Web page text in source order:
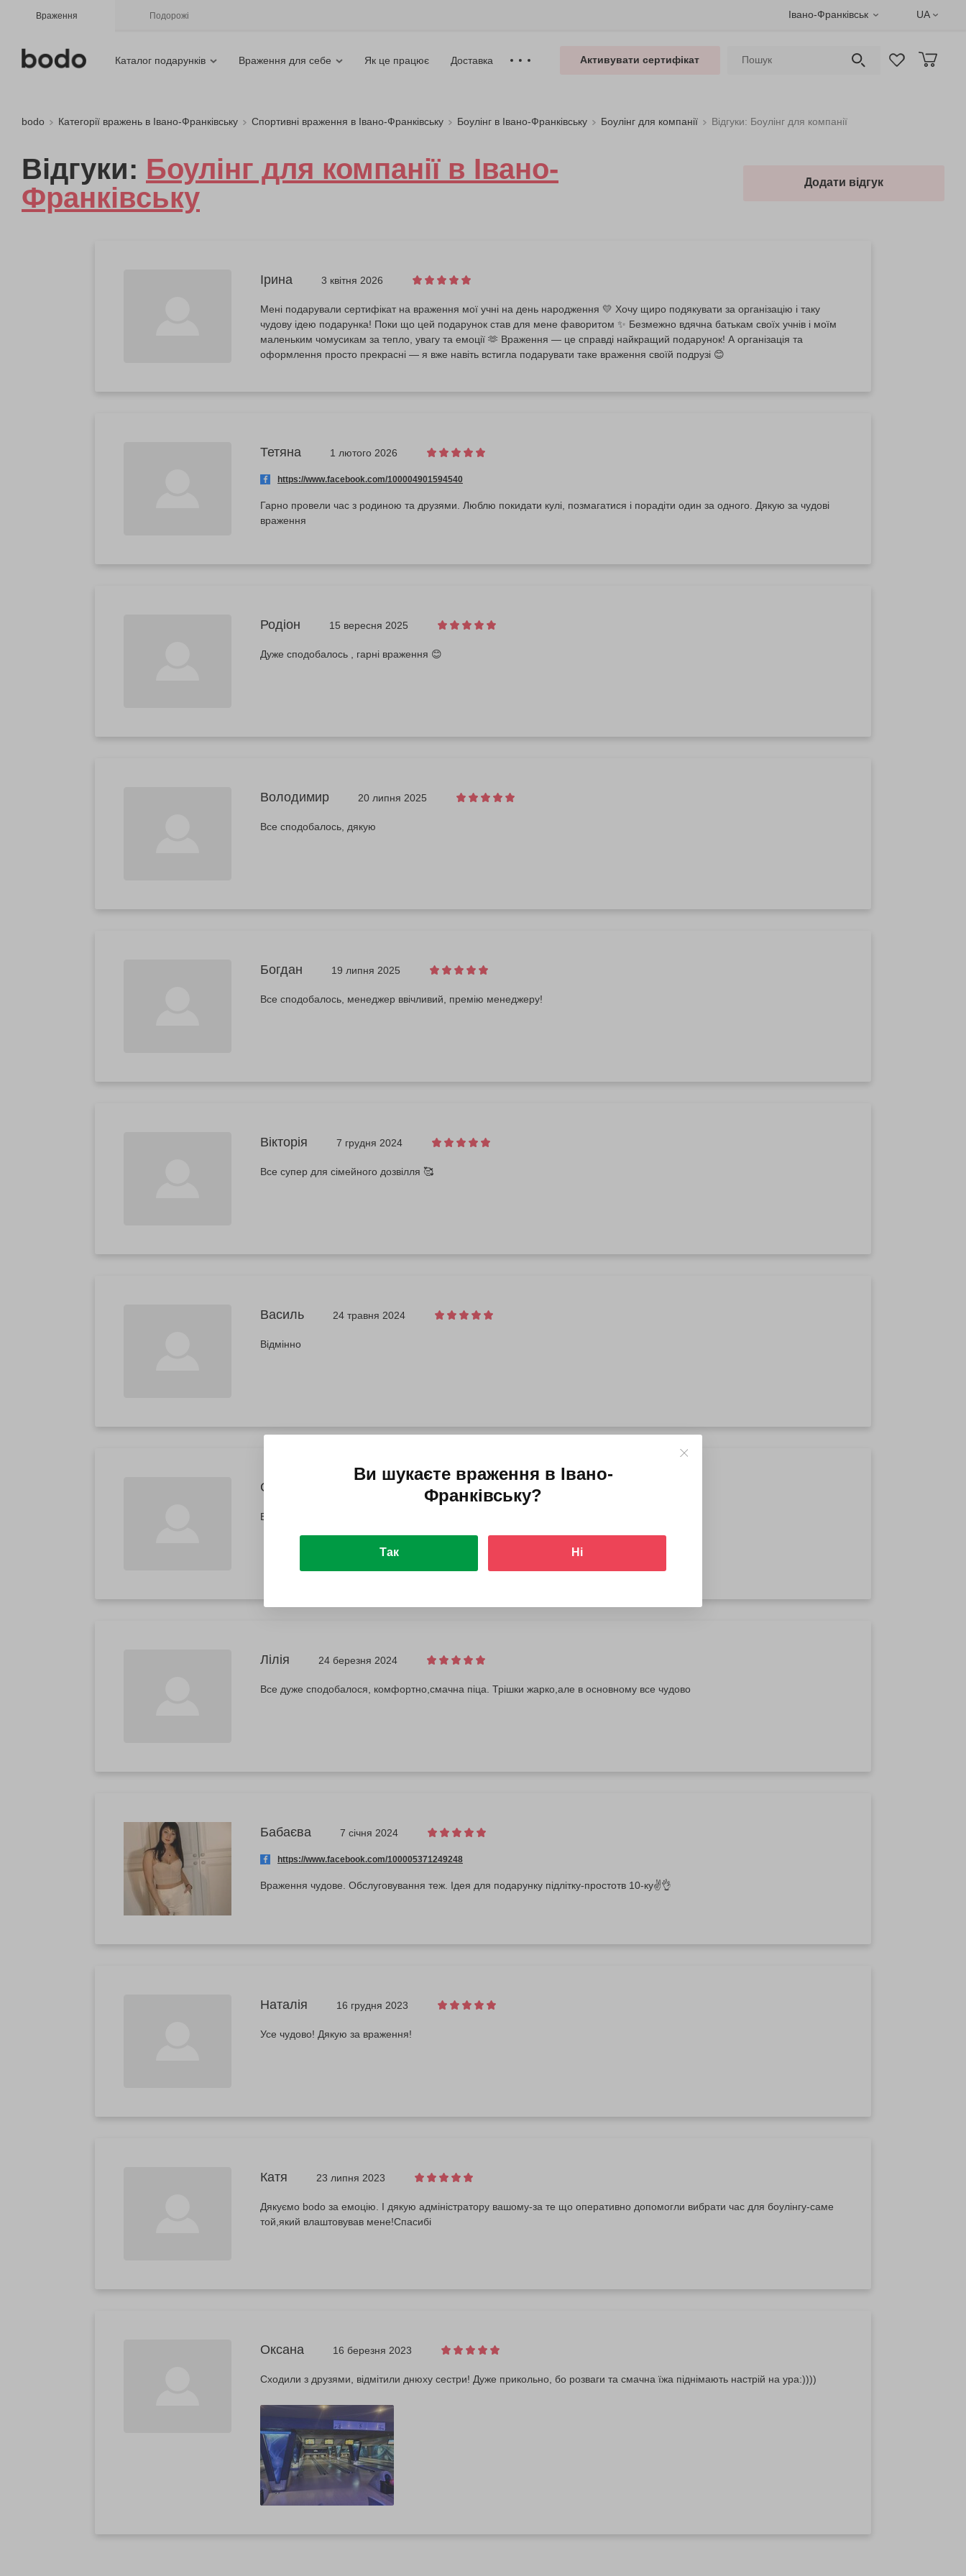
Враження Подорожі Івано-Франківськ UA
Каталог подарунків Враження для себе Як це працює Доставка Активувати сертифікат
bodo Категорії вражень в Івано-Франківську Спортивні враження в Івано-Франківську Боулінг в Івано-Франківську Боулінг для компанії Відгуки: Боулінг для компанії
Відгуки: Боулінг для компанії в Івано-
Франківську
Додати відгук
Ірина 3 квітня 2026
Мені подарували сертифікат на враження мої учні на день народження 💛 Хочу щиро подякувати за організацію і таку
чудову ідею подарунка! Поки що цей подарунок став для мене фаворитом ✨ Безмежно вдячна батькам своїх учнів і моїм
маленьким чомусикам за тепло, увагу та емоції 🫶 Враження — це справді найкращий подарунок! А організація та
оформлення просто прекрасні — я вже навіть встигла подарувати таке враження своїй подрузі 😊
Тетяна 1 лютого 2026
https://www.facebook.com/100004901594540
Гарно провели час з родиною та друзями. Люблю покидати кулі, позмагатися і порадіти один за одного. Дякую за чудові
враження
Родіон 15 вересня 2025
Дуже сподобалось , гарні враження 😊
Володимир 20 липня 2025
Все сподобалось, дякую
Богдан 19 липня 2025
Все сподобалось, менеджер ввічливий, премію менеджеру!
Вікторія 7 грудня 2024
Все супер для сімейного дозвілля 🥰
Василь 24 травня 2024
Відмінно
Сергій 25 березня 2024
Все було чудово. Гарний відпочинок для компанії.
Лілія 24 березня 2024
Все дуже сподобалося, комфортно,смачна піца. Трішки жарко,але в основному все чудово
Бабаєва 7 січня 2024
https://www.facebook.com/100005371249248
Враження чудове. Обслуговування теж. Ідея для подарунку підлітку-простотв 10-ку✌️👌
Наталія 16 грудня 2023
Усе чудово! Дякую за враження!
Катя 23 липня 2023
Дякуємо bodo за емоцію. І дякую адміністратору вашому-за те що оперативно допомогли вибрати час для боулінгу-саме
той,який влаштовував мене!Спасибі
Оксана 16 березня 2023
Сходили з друзями, відмітили днюху сестри! Дуже прикольно, бо розваги та смачна їжа піднімають настрій на ура:))))
Ви шукаєте враження в Івано-
Франківську?
Так Ні